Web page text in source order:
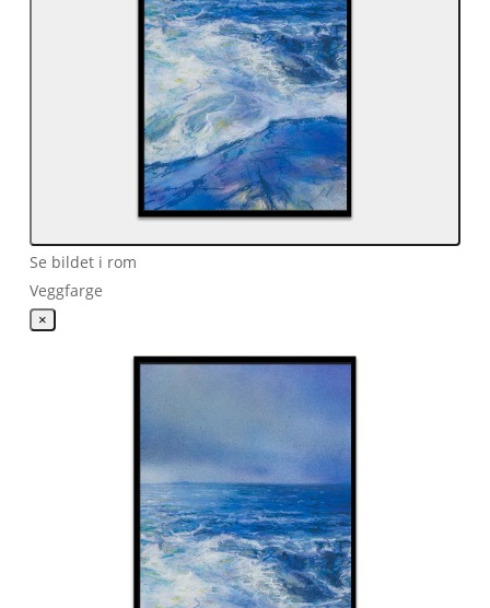
Se bildet i rom
Veggfarge
×